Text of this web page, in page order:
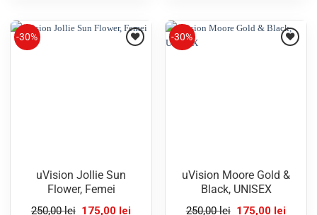
-30%
uVision Jollie Sun
Flower, Femei
250,00lei Prețul
175,00 leiPrețul
-30%
uVision Moore Gold &
Black, UNISEX
250,00lei Prețul
175,00 leiPrețul